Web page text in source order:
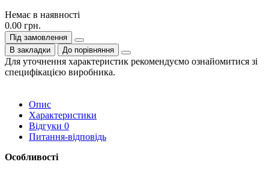
Немає в наявності
0.00 грн.
Під замовлення
В закладки
До порівняння
Для уточнення характеристик рекомендуємо ознайомитися зі
специфікацією виробника.
Опис
Характеристики
Відгуки 0
Питання-відповідь
Особливості